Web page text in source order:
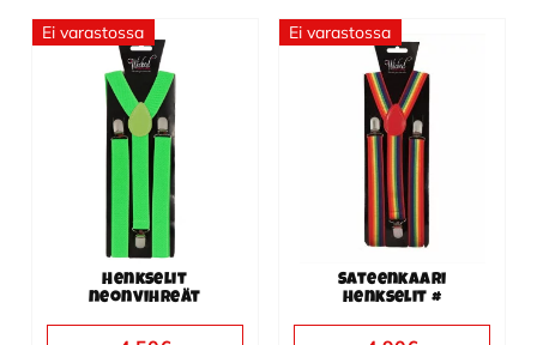
Ei varastossa
Henkselit
neonvihreät
Ei varastossa
Sateenkaari
henkselit #